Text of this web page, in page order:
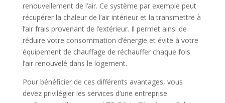
renouvellement de l’air. Ce système par exemple peut
récupérer la chaleur de l’air intérieur et la transmettre à
l’air frais provenant de l’extérieur. Il permet ainsi de
réduire votre consommation d’énergie et évite à votre
équipement de chauffage de réchauffer chaque fois
l’air renouvelé dans le logement.
Pour bénéficier de ces différents avantages, vous
devez privilégier les services d’une entreprise